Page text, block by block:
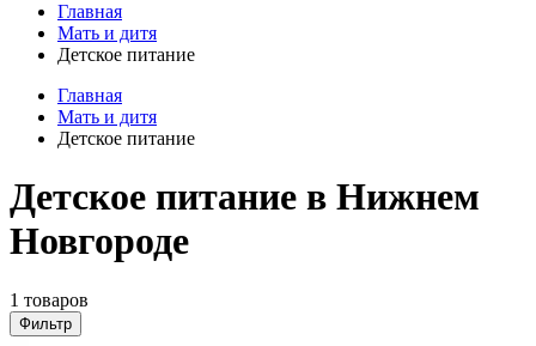
Главная
Мать и дитя
Детское питание
Главная
Мать и дитя
Детское питание
Детское питание в Нижнем
Новгороде
1 товаров
Фильтр